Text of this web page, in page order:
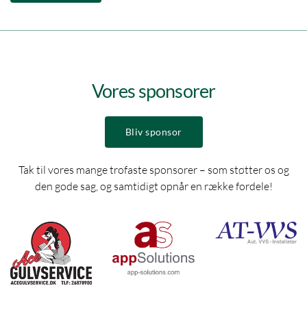
Vores sponsorer
Bliv sponsor
Tak til vores mange trofaste sponsorer – som støtter os og
den gode sag, og samtidigt opnår en række fordele!